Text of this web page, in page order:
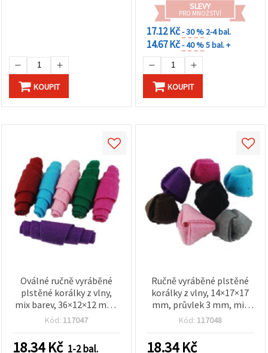
KOUPIT
SLEVY
PRO MNOŽSTVÍ
17.12 Kč- 30 % 2-4 bal.
14.67 Kč- 40 %5 bal. +
KOUPIT
Oválné ručně vyráběné
plstěné korálky z vlny,
mix barev, 36×12×12 mm,
průvlek: 4 mm – 5 ks
Kód: 117047
18.34Kč 1-2 bal.
Ručně vyráběné plstěné
korálky z vlny, 14×17×17
mm, průvlek 3 mm, mix
barev – 5 ks
Kód: 117048
18.34Kč